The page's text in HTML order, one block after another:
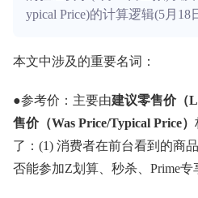
ypical Price)的计算逻辑(5月18
本文中涉及的重要名词：
●参考价：主要由建议零售价（
售价（Was Price/Typical Price）
了：(1) 消费者在前台看到的商
否能参加Z划算、秒杀、Prime